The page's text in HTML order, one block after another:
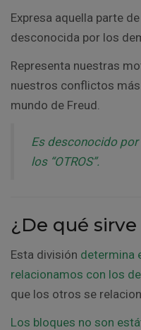
Expresa aquella parte
desconocida por los
Representa nuestras
nuestros conflictos
mundo de Freud.
Es desconocido por
los “OTROS”.
¿De qué
Esta división determina
relacionamos con los
que los otros se
Los bloques no son